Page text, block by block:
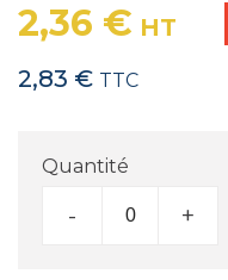
2,36 € HT
2,83 € TTC
Quantité
- +